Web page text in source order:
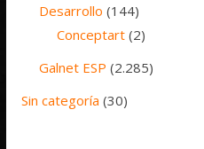
Desarrollo (144)
Conceptart (2)
Galnet ESP (2.285)
Sin categoría (30)